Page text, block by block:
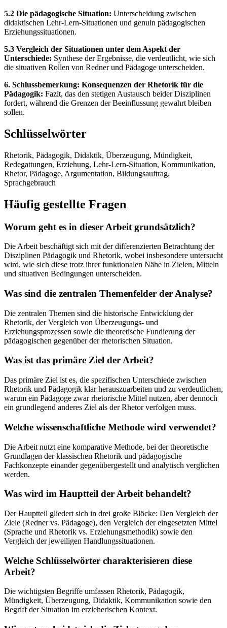
5.2 Die pädagogische Situation: Unterscheidung zwischen
didaktischen Lehr-Lern-Situationen und genuin pädagogischen
Erziehungssituationen.
5.3 Vergleich der Situationen unter dem Aspekt der
Unterschiede: Synthese der Ergebnisse, die verdeutlicht, wie sich
die situativen Rollen von Redner und Pädagoge unterscheiden.
6. Schlussbemerkung: Konsequenzen der Rhetorik für die
Pädagogik: Fazit, das den stetigen Austausch beider Disziplinen
fordert, während die Grenzen der Beeinflussung gewahrt bleiben
sollen.
Schlüsselwörter
Rhetorik, Pädagogik, Didaktik, Überzeugung, Mündigkeit,
Redegattungen, Erziehung, Lehr-Lern-Situation, Kommunikation,
Rhetor, Pädagoge, Argumentation, Bildungsauftrag,
Sprachgebrauch
Häufig gestellte Fragen
Worum geht es in dieser Arbeit grundsätzlich?
Die Arbeit beschäftigt sich mit der differenzierten Betrachtung der
Disziplinen Pädagogik und Rhetorik, wobei insbesondere untersucht
wird, wie sich diese trotz ihrer funktionalen Nähe in Zielen, Mitteln
und situativen Bedingungen unterscheiden.
Was sind die zentralen Themenfelder der Analyse?
Die zentralen Themen sind die historische Entwicklung der
Rhetorik, der Vergleich von Überzeugungs- und
Erziehungsprozessen sowie die theoretische Fundierung der
pädagogischen gegenüber der rhetorischen Situation.
Was ist das primäre Ziel der Arbeit?
Das primäre Ziel ist es, die spezifischen Unterschiede zwischen
Rhetorik und Pädagogik klar herauszuarbeiten und zu verdeutlichen,
warum ein Pädagoge zwar rhetorische Mittel nutzen, aber dennoch
ein grundlegend anderes Ziel als der Rhetor verfolgen muss.
Welche wissenschaftliche Methode wird verwendet?
Die Arbeit nutzt eine komparative Methode, bei der theoretische
Grundlagen der klassischen Rhetorik und pädagogische
Fachkonzepte einander gegenübergestellt und analytisch verglichen
werden.
Was wird im Hauptteil der Arbeit behandelt?
Der Hauptteil gliedert sich in drei große Blöcke: Den Vergleich der
Ziele (Redner vs. Pädagoge), den Vergleich der eingesetzten Mittel
(Sprache und Rhetorik vs. Erziehungsmethodik) sowie den
Vergleich der jeweiligen Handlungssituationen.
Welche Schlüsselwörter charakterisieren diese
Arbeit?
Die wichtigsten Begriffe umfassen Rhetorik, Pädagogik,
Mündigkeit, Überzeugung, Didaktik, Kommunikation sowie den
Begriff der Situation im erzieherischen Kontext.